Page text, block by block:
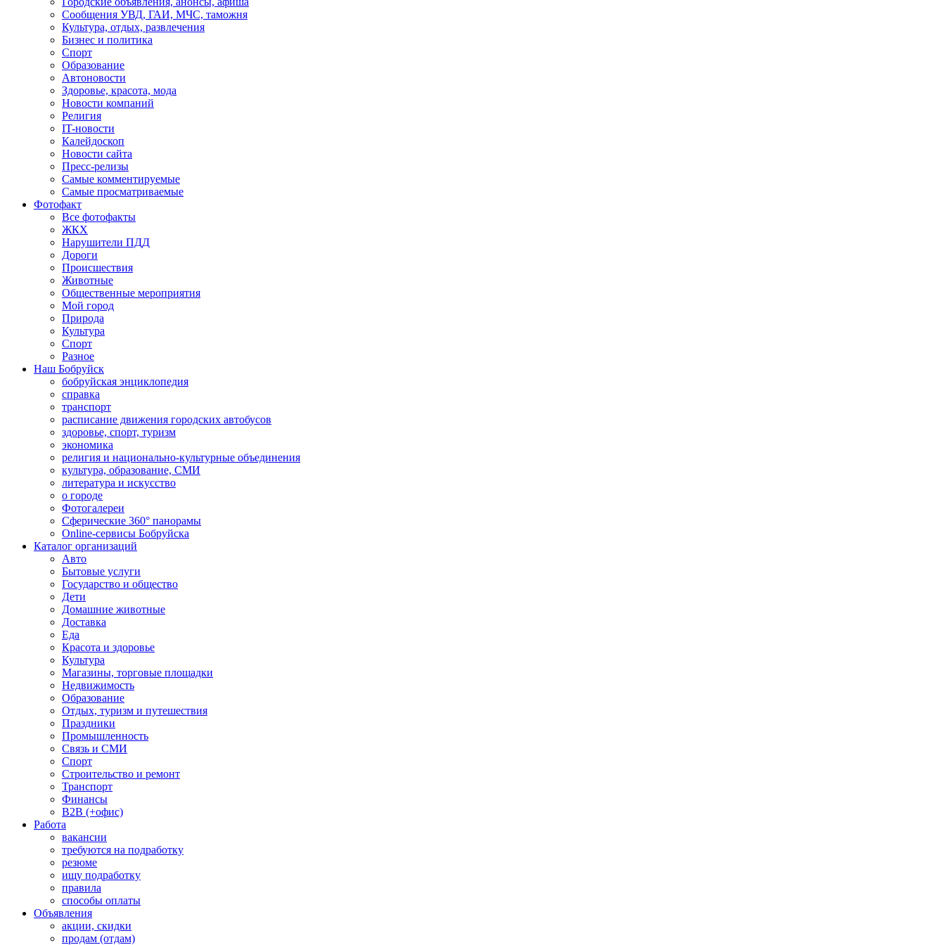
Сообщения УВД, ГАИ, МЧС, таможня
Культура, отдых, развлечения
Бизнес и политика
Спорт
Образование
Автоновости
Здоровье, красота, мода
Новости компаний
Религия
IT-новости
Калейдоскоп
Новости сайта
Пресс-релизы
Самые комментируемые
Самые просматриваемые
Фотофакт
Все фотофакты
ЖКХ
Нарушители ПДД
Дороги
Происшествия
Животные
Общественные мероприятия
Мой город
Природа
Культура
Спорт
Разное
Наш Бобруйск
бобруйская энциклопедия
справка
транспорт
расписание движения городских автобусов
здоровье, спорт, туризм
экономика
религия и национально-культурные объединения
культура, образование, СМИ
литература и искусство
о городе
Фотогалереи
Сферические 360° панорамы
Online-сервисы Бобруйска
Каталог организаций
Авто
Бытовые услуги
Государство и общество
Дети
Домашние животные
Доставка
Еда
Красота и здоровье
Культура
Магазины, торговые площадки
Недвижимость
Образование
Отдых, туризм и путешествия
Праздники
Промышленность
Связь и СМИ
Спорт
Строительство и ремонт
Транспорт
Финансы
B2B (+офис)
Работа
вакансии
требуются на подработку
резюме
ищу подработку
правила
способы оплаты
Объявления
акции, скидки
продам (отдам)